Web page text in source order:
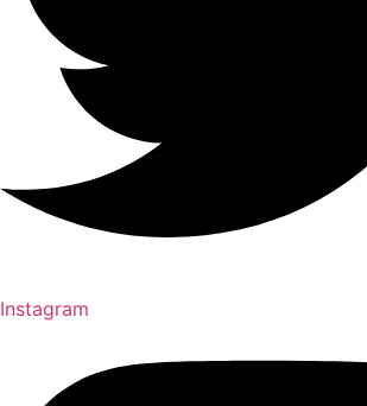
Instagram